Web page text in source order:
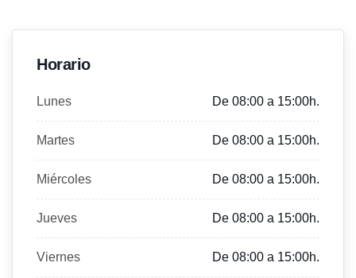
Horario
Lunes De 08:00 a 15:00h.
Martes De 08:00 a 15:00h.
Miércoles De 08:00 a 15:00h.
Jueves De 08:00 a 15:00h.
Viernes De 08:00 a 15:00h.